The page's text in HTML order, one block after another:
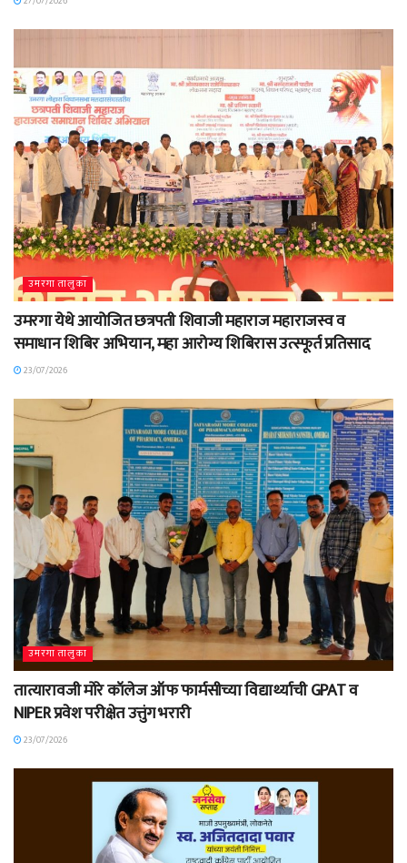
उमरगा तालुका
उमरगा येथे आयोजित छत्रपती शिवाजी महाराज महाराजस्व व
समाधान शिबिर अभियान, महा आरोग्य शिबिरास उत्स्फूर्त प्रतिसाद
23/07/2026
उमरगा तालुका
तात्यारावजी मोरे कॉलेज ऑफ फार्मसीच्या विद्यार्थ्याची GPAT व
NIPER प्रवेश परीक्षेत उत्तुंग भरारी
23/07/2026